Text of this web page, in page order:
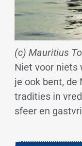
(c) Mauritius
Niet voor niets
je ook bent,
tradities in
sfeer en